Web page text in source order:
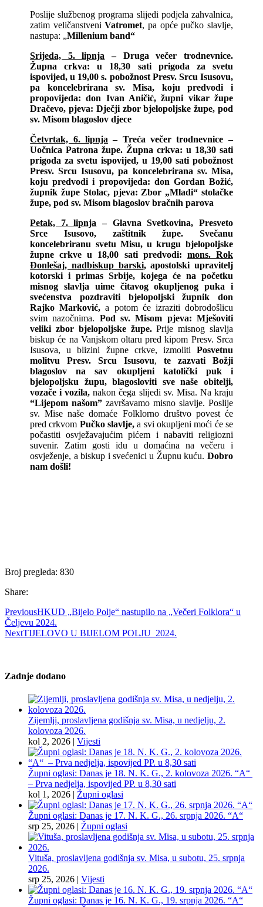
Poslije službenog programa slijedi podjela zahvalnica,
zatim veličanstveniVatromet, pa opće pučko slavlje,
nastupa: „Millenium band“
Srijeda, 5. lipnja – Druga večer trodnevnice.
Župna crkva: u 18,30 sati prigoda za svetu
ispovijed, u 19,00 s. pobožnost Presv. Srcu Isusovu,
pa koncelebrirana sv. Misa, koju predvodi i
propovijeda: don Ivan Aničić, župni vikar župe
Dračevo, pjeva: Dječji zbor bjelopoljske župe, pod
sv. Misom blagoslov djece
Četvrtak, 6. lipnja – Treća večer trodnevnice –
Uočnica Patrona župe. Župna crkva: u 18,30 sati
prigoda za svetu ispovijed, u 19,00 sati pobožnost
Presv. Srcu Isusovu, pa koncelebrirana sv. Misa,
koju predvodi i propovijeda: don Gordan Božić,
župnik župe Stolac, pjeva: Zbor „Mladi“ stolačke
župe, pod sv. Misom blagoslov bračnih parova
Petak, 7. lipnja – Glavna Svetkovina, Presveto
Srce Isusovo, zaštitnik župe. Svečanu
koncelebriranu svetu Misu, u krugu bjelopoljske
župne crkve u 18,00 sati predvodi: mons. Rok
Đonlešaj, nadbiskup barski, apostolski upravitelj
kotorski i primas Srbije, kojega će na početku
misnog slavlja uime čitavog okupljenog puka i
svećenstva pozdraviti bjelopoljski župnik don
Rajko Marković,a potom će izraziti dobrodošlicu
svim nazočnima. Pod sv. Misom pjeva: Mješoviti
veliki zbor bjelopoljske župe.Prije misnog slavlja
biskup će na Vanjskom oltaru pred kipom Presv. Srca
Isusova, u blizini župne crkve, izmoliti Posvetnu
molitvu Presv. Srcu Isusovu, te zazvati Božji
blagoslov na sav okupljeni katolički puk i
bjelopoljsku župu, blagosloviti sve naše obitelji,
vozače i vozila,nakon čega slijedi sv. Misa. Na kraju
“Lijepom našom” završavamo misno slavlje. Poslije
sv. Mise naše domaće Folklorno društvo povest će
pred crkvom Pučko slavlje,a svi okupljeni moći će se
počastiti osvježavajućim pićem i nabaviti religiozni
suvenir. Zatim gosti idu u domaćina na večeru i
osvježenje, a biskup i svećenici u Župnu kuću. Dobro
nam došli!
Broj pregleda: 830
Share:
PreviousHKUD „Bijelo Polje“ nastupilo na „Večeri Folklora“ u
Čeljevu 2024.
NextTIJELOVO U BIJELOM POLJU 2024.
Zadnje dodano
Zijemlji, proslavljena godišnja sv. Misa, u nedjelju, 2.
kolovoza 2026.
kol 2, 2026 | Vijesti
Župni oglasi: Danas je 18. N. K. G., 2. kolovoza 2026. “A“
– Prva nedjelja, ispovijed PP. u 8,30 sati
kol 1, 2026 | Župni oglasi
Župni oglasi: Danas je 17. N. K. G., 26. srpnja 2026. “A“
srp 25, 2026 | Župni oglasi
Vituša, proslavljena godišnja sv. Misa, u subotu, 25. srpnja
2026.
srp 25, 2026 | Vijesti
Župni oglasi: Danas je 16. N. K. G., 19. srpnja 2026. “A“